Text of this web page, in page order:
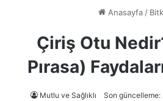
Anasayfa/
Çiriş Otu
Pırasa)
Mutlu ve Sağlıklı Son güncelleme: